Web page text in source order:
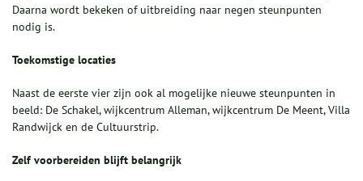
Daarna wordt bekeken of uitbreiding naar negen steunpunten
nodig is.
Toekomstige locaties
Naast de eerste vier zijn ook al mogelijke nieuwe steunpunten in
beeld: De Schakel, wijkcentrum Alleman, wijkcentrum De Meent, Villa
Randwijck en de Cultuurstrip.
Zelf voorbereiden blijft belangrijk